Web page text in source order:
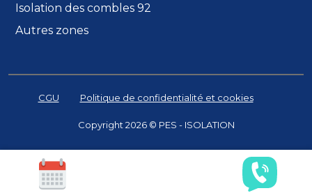
Isolation des combles 92
Autres zones
CGU Politique de confidentialité et cookies
Copyright 2026 © PES - ISOLATION